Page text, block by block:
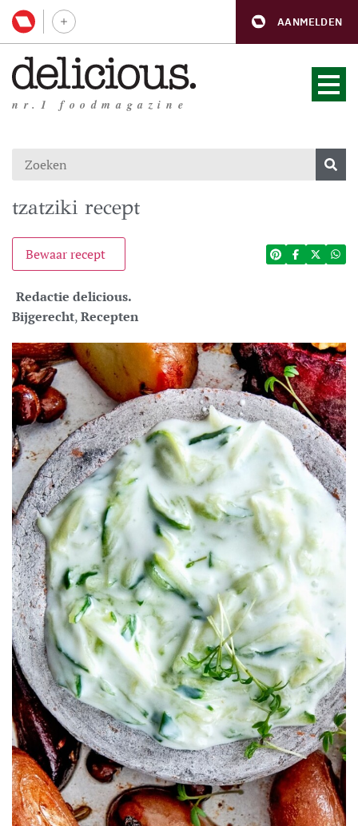
AANMELDEN
nr.1 foodmagazine
tzatziki recept
Bewaar recept
Redactie delicious.
Bijgerecht,Recepten